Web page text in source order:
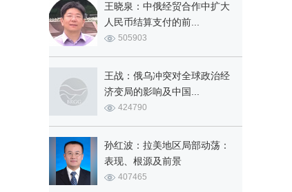
王晓泉：中俄经贸合作中扩大
人民币结算支付的前...
505903
王战：俄乌冲突对全球政治经
济变局的影响及中国...
424790
孙红波：拉美地区局部动荡：
表现、根源及前景
407465